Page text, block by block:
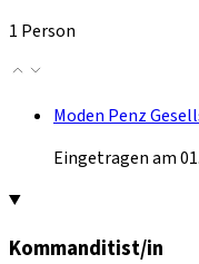
1 Person
Moden Penz
Eingetragen am
Kommanditist/in